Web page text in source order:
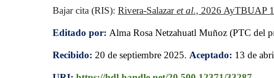
Bajar cita (RIS): Rivera-Salazaret al., 2026 AyTBUAP
Editado por: Alma Rosa Netzahuatl Muñoz(PTC del
Recibido: 20 de septiembre2025. Aceptado: 13 de